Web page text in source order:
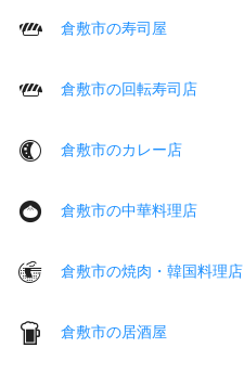
倉敷市の寿司屋
倉敷市の回転寿司店
倉敷市のカレー店
倉敷市の中華料理店
倉敷市の焼肉・韓国料理店
倉敷市の居酒屋